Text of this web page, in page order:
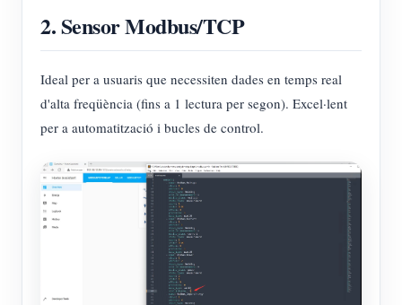
2. Sensor Modbus/TCP
Ideal per a usuaris que necessiten dades en temps real
d'alta freqüència (fins a 1 lectura per segon). Excel·lent
per a automatització i bucles de control.